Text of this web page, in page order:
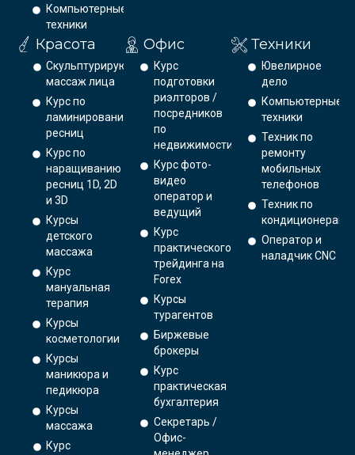
Компьютерные
техники
Красота
Скульптурирующий
массаж лица
Курс по
ламинированию
ресниц
Курс по
наращиванию
ресниц 1D, 2D
и 3D
Курсы
детского
массажа
Курс
мануальная
терапия
Курсы
косметологии
Курсы
маникюра и
педикюра
Курсы
массажа
Курс
Офис
Курс
подготовки
риэлторов /
посредников
по
недвижимости
Курс фото-
видео
оператор и
ведущий
Курс
практического
трейдинга на
Forex
Курсы
турагентов
Биржевые
брокеры
Курс
практическая
бухгалтерия
Секретарь /
Офис-
Техники
Ювелирное
дело
Компьютерные
техники
Техник по
ремонту
мобильных
телефонов
Техник по
кондиционерам
Оператор и
наладчик CNC